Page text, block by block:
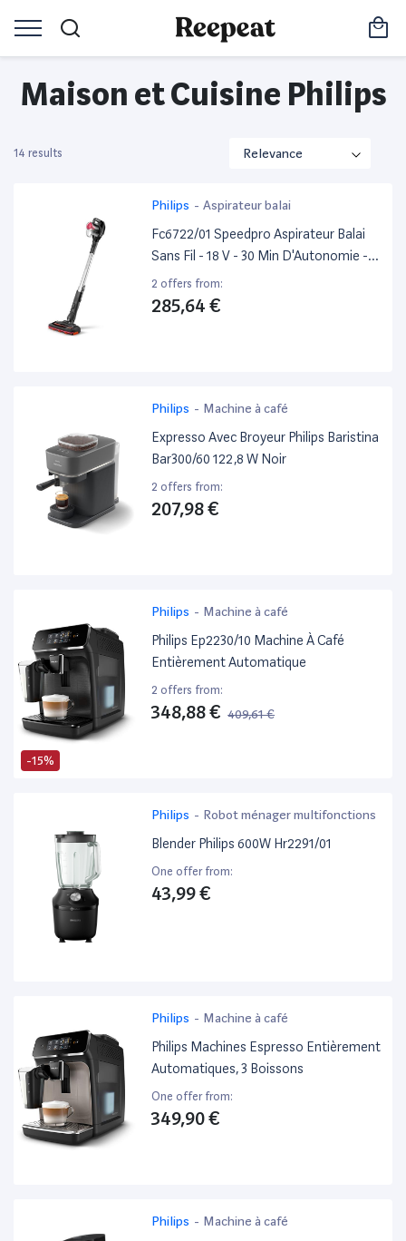
Maison et Cuisine Philips
14 results
Philips - Aspirateur balai
Fc6722/01 Speedpro Aspirateur Balai
Sans Fil - 18 V - 30 Min D'Autonomie -
Brosse Aspiration 180° - Noir
2 offers from:
285,64 €
Philips - Machine à café
Expresso Avec Broyeur Philips Baristina
Bar300/60 122,8 W Noir
2 offers from:
207,98 €
-15%
Philips - Machine à café
Philips Ep2230/10 Machine À Café
Entièrement Automatique
2 offers from:
348,88 € 409,61 €
Philips - Robot ménager multifonctions
Blender Philips 600W Hr2291/01
One offer from:
43,99 €
Philips - Machine à café
Philips Machines Espresso Entièrement
Automatiques, 3 Boissons
One offer from:
349,90 €
Philips - Machine à café